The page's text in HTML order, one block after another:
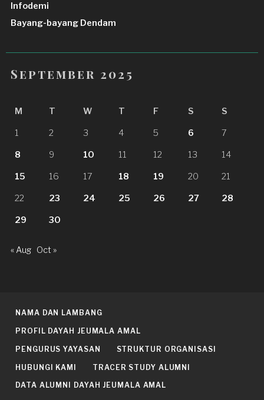
Infodemi
Bayang-bayang Dendam
September 2025
M T W T F S S
1 2 3 4 5 6 7
8 9 10 11 12 13 14
15 16 17 18 19 20 21
22 23 24 25 26 27 28
29 30
« Aug Oct »
NAMA DAN LAMBANG
PROFIL DAYAH JEUMALA AMAL
PENGURUS YAYASAN STRUKTUR ORGANISASI
HUBUNGI KAMI TRACER STUDY ALUMNI
DATA ALUMNI DAYAH JEUMALA AMAL